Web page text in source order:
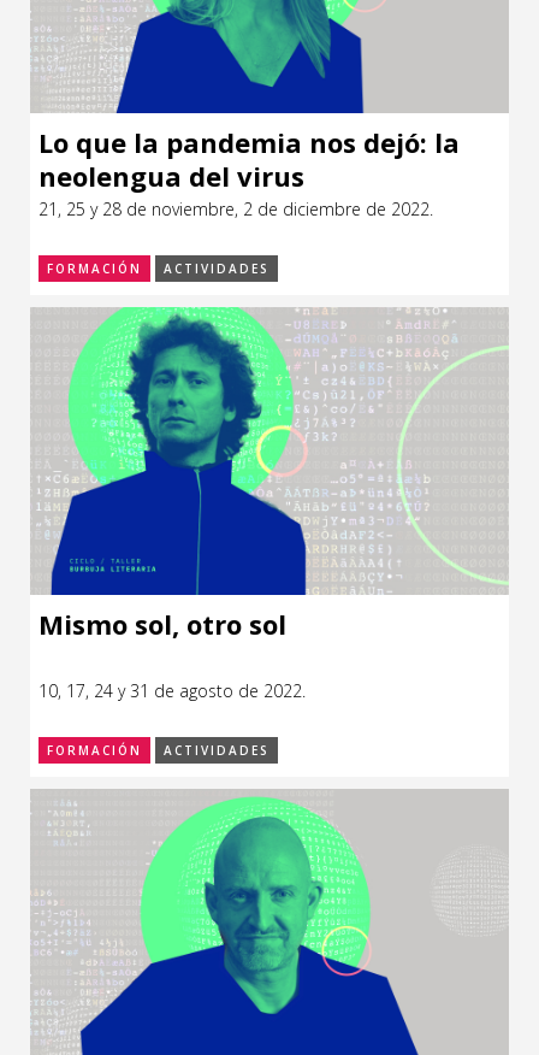
Lo que la pandemia nos dejó: la
neolengua del virus
21, 25 y 28 de noviembre, 2 de diciembre de 2022.
FORMACIÓN ACTIVIDADES
Mismo sol, otro sol
10, 17, 24 y 31 de agosto de 2022.
FORMACIÓN ACTIVIDADES